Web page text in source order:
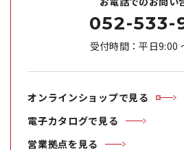
052-533-
受付時間：平日9:00
オンラインショップで見る
電子カタログで見る
営業拠点を見る